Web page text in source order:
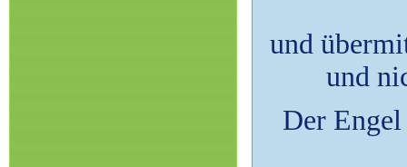
und
und
Der